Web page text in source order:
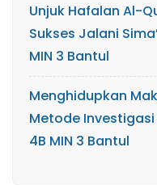
Unjuk Hafalan Al-
Sukses Jalani
MIN 3 Bantul
Menghidupkan
Metode Investigasi
4B MIN 3 Bantul